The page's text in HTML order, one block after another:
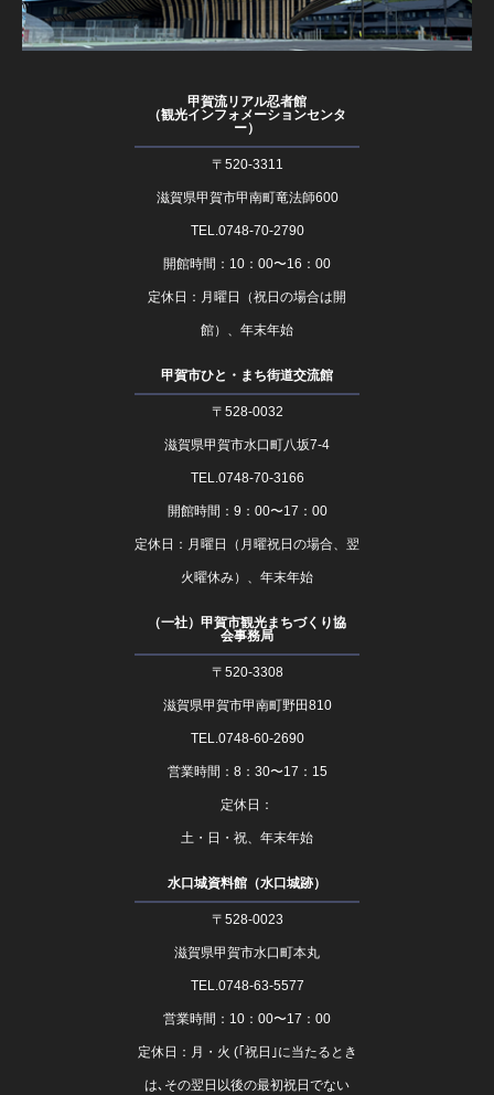
甲賀流リアル忍者館
（観光インフォメーションセンタ
ー）
〒520-3311
滋賀県甲賀市甲南町竜法師600
TEL.0748-70-2790
開館時間：10：00〜16：00
定休日：月曜日（祝日の場合は開
館）、年末年始
甲賀市ひと・まち街道交流館
〒528-0032
滋賀県甲賀市水口町八坂7-4
TEL.0748-70-3166
開館時間：9：00〜17：00
定休日：月曜日（月曜祝日の場合、翌
火曜休み）、年末年始
（一社）甲賀市観光まちづくり協
会事務局
〒520-3308
滋賀県甲賀市甲南町野田810
TEL.0748-60-2690
営業時間：8：30〜17：15
定休日：
土・日・祝、年末年始
水口城資料館（水口城跡）
〒528-0023
滋賀県甲賀市水口町本丸
TEL.0748-63-5577
営業時間：10：00〜17：00
定休日：月・火 (｢祝日｣に当たるとき
は､その翌日以後の最初祝日でない